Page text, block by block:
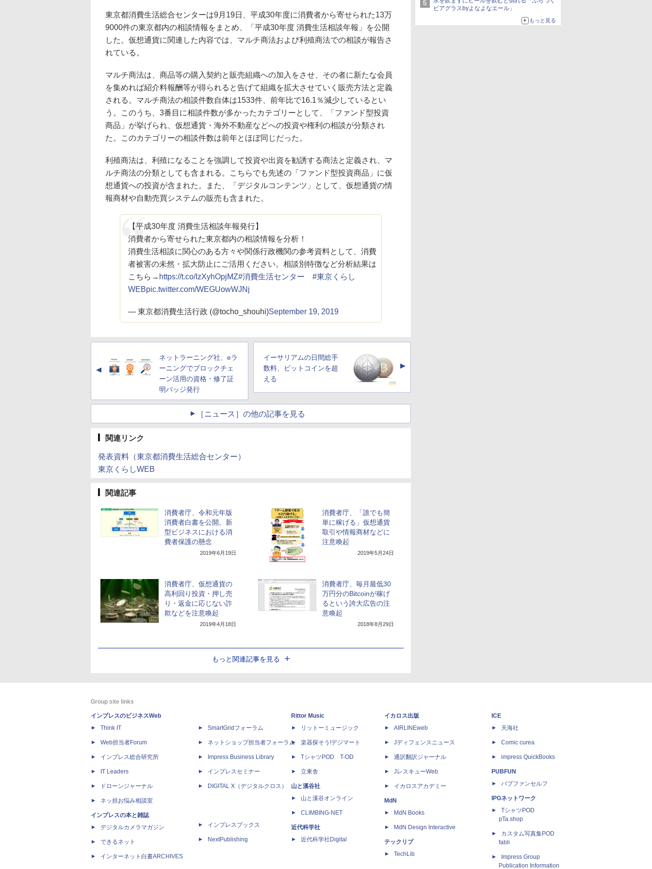
ビアグラスbyよなよなエール」
もっと見る
東京都消費生活総合センターは9月19日、平成30年度に消費者から寄せられた13万
9000件の東京都内の相談情報をまとめ、「平成30年度 消費生活相談年報」を公開
した。仮想通貨に関連した内容では、マルチ商法および利殖商法での相談が報告さ
れている。
マルチ商法は、商品等の購入契約と販売組織への加入をさせ、その者に新たな会員
を集めれば紹介料報酬等が得られると告げて組織を拡大させていく販売方法と定義
される。マルチ商法の相談件数自体は1533件、前年比で16.1％減少しているとい
う。このうち、3番目に相談件数が多かったカテゴリーとして、「ファンド型投資
商品」が挙げられ、仮想通貨・海外不動産などへの投資や権利の相談が分類され
た。このカテゴリーの相談件数は前年とほぼ同じだった。
利殖商法は、利殖になることを強調して投資や出資を勧誘する商法と定義され、マ
ルチ商法の分類としても含まれる。こちらでも先述の「ファンド型投資商品」に仮
想通貨への投資が含まれた。また、「デジタルコンテンツ」として、仮想通貨の情
報商材や自動売買システムの販売も含まれた。
【平成30年度 消費生活相談年報発行】
消費者から寄せられた東京都内の相談情報を分析！
消費生活相談に関心のある方々や関係行政機関の参考資料として、消費
者被害の未然・拡大防止にご活用ください。相談別特徴など分析結果は
こちら→ https://t.co/IzXyhOpjMZ#消費生活センター
#東京くらし
WEBpic.twitter.com/WEGUowWJNj
— 東京都消費生活行政 (@tocho_shouhi)September 19, 2019
▲
ネットラーニング社、eラ
ーニングでブロックチェ
ーン活用の資格・修了証
明バッジ発行
イーサリアムの日間総手
数料、ビットコインを超
える
▲
［ニュース］の他の記事を見る
関連リンク
発表資料（東京都消費生活総合センター）
東京くらしWEB
関連記事
消費者庁、令和元年版
消費者白書を公開。新
型ビジネスにおける消
費者保護の懸念
2019年6月19日
消費者庁、「誰でも簡
単に稼げる」仮想通貨
取引や情報商材などに
注意喚起
2019年5月24日
消費者庁、仮想通貨の
高利回り投資・押し売
り・返金に応じない詐
欺などを注意喚起
2019年4月18日
消費者庁、毎月最低30
万円分のBitcoinが稼げ
るという誇大広告の注
意喚起
2018年8月29日
もっと関連記事を見る
Group site links
インプレスのビジネスWeb
Think IT
Web担当者Forum
インプレス総合研究所
IT Leaders
ドローンジャーナル
ネッ担お悩み相談室
インプレスの本と雑誌
デジタルカメラマガジン
できるネット
インターネット白書ARCHIVES
SmartGridフォーラム
ネットショップ担当者フォーラム
Impress Business Library
インプレスセミナー
DIGITAL X（デジタルクロス）
インプレスブックス
NextPublishing
Rittor Music
リットーミュージック
楽器探そう!デジマート
TシャツPOD T-OD
立東舎
山と溪谷社
山と溪谷オンライン
CLIMBING-NET
近代科学社
近代科学社Digital
イカロス出版
AIRLINEweb
Jディフェンスニュース
通訳翻訳ジャーナル
JレスキューWeb
イカロスアカデミー
MdN
MdN Books
MdN Design Interactive
テックリブ
TechLib
ICE
天海社
Comic curea
impress QuickBooks
PUBFUN
パブファンセルフ
IPGネットワーク
TシャツPOD
pTa.shop
カスタム写真集POD
fabli
Impress Group
Publication Information